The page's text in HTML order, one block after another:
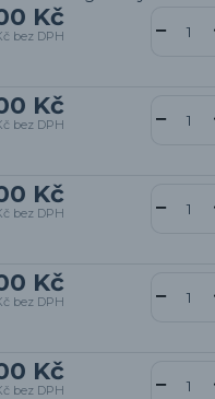
Kč
bez DPH
Kč
bez DPH
Kč
bez DPH
Kč
bez DPH
Kč
bez DPH